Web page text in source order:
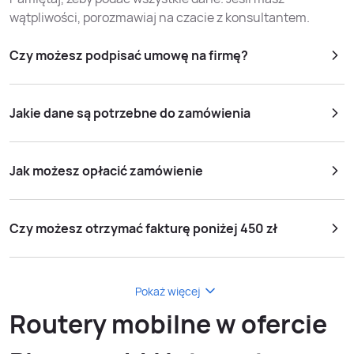
wątpliwości, porozmawiaj na czacie z konsultantem.
Czy możesz podpisać umowę na firmę?
Jakie dane są potrzebne do zamówienia
Jak możesz opłacić zamówienie
Czy możesz otrzymać fakturę poniżej 450 zł
Pokaż więcej
Routery mobilne w ofercie